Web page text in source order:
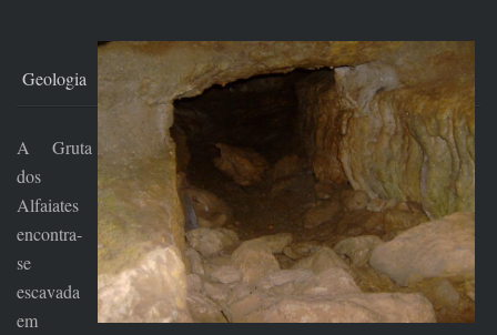
Geologia
A Gruta
dos
Alfaiates
encontra-
se
escavada
em